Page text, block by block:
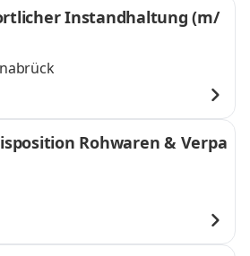
Instandhaltung (m/
Rohwaren & Verpa